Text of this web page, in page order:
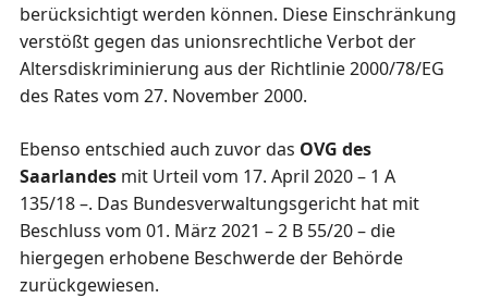
berücksichtigt werden können. Diese Einschränkung
verstößt gegen das unionsrechtliche Verbot der
Altersdiskriminierung aus der Richtlinie 2000/78/EG
des Rates vom 27. November 2000.
Ebenso entschied auch zuvor das OVG des
Saarlandesmit Urteil vom 17. April 2020 – 1 A
135/18 –. Das Bundesverwaltungsgericht hat mit
Beschluss vom 01. März 2021 – 2 B 55/20 – die
hiergegen erhobene Beschwerde der Behörde
zurückgewiesen.